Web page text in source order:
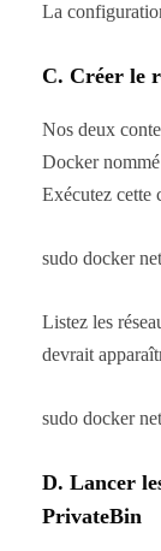
La
C. Créer le
Nos deux
Docker
Exécutez cette
sudo docker
Listez les
devrait
sudo docker
D. Lancer
PrivateBin